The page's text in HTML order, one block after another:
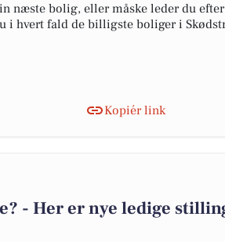
næste bolig, eller måske leder du
i hvert fald de billigste boliger i
Kopiér link
- Her er nye ledige